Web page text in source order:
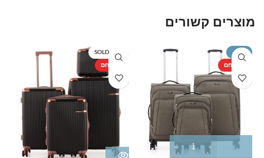
מוצרים קשורים
-29%
מוצר חם
SOLD OUT
מוצר חם